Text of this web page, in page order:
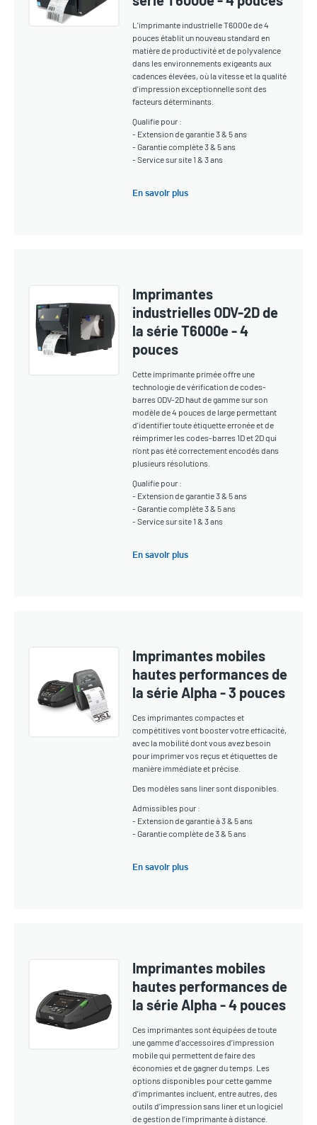
L'imprimante industrielle T6000e de 4
pouces établit un nouveau standard en
matière de productivité et de polyvalence
dans les environnements exigeants aux
cadences élevées, où la vitesse et la qualité
d'impression exceptionnelle sont des
facteurs déterminants.
Qualifie pour :
- Extension de garantie 3 & 5 ans
- Garantie complète 3 & 5 ans
- Service sur site 1 & 3 ans
En savoir plus
Imprimantes
industrielles ODV-2D de
la série T6000e - 4
pouces
Cette imprimante primée offre une
technologie de vérification de codes-
barres ODV-2D haut de gamme sur son
modèle de 4 pouces de large permettant
d'identifier toute étiquette erronée et de
réimprimer les codes-barres 1D et 2D qui
n'ont pas été correctement encodés dans
plusieurs résolutions.
Qualifie pour :
- Extension de garantie 3 & 5 ans
- Garantie complète 3 & 5 ans
- Service sur site 1 & 3 ans
En savoir plus
Imprimantes mobiles
hautes performances de
la série Alpha - 3 pouces
Ces imprimantes compactes et
compétitives vont booster votre efficacité,
avec la mobilité dont vous avez besoin
pour imprimer vos reçus et étiquettes de
manière immédiate et précise.
Des modèles sans liner sont disponibles.
Admissibles pour :
- Extension de garantie à 3 & 5 ans
- Garantie complète de 3 & 5 ans
En savoir plus
Imprimantes mobiles
hautes performances de
la série Alpha - 4 pouces
Ces imprimantes sont équipées de toute
une gamme d’accessoires d’impression
mobile qui permettent de faire des
économies et de gagner du temps. Les
options disponibles pour cette gamme
d’imprimantes incluent, entre autres, des
outils d’impression sans liner et un logiciel
de gestion de l’imprimante à distance.